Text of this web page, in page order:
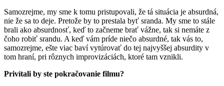
Samozrejme, my sme k tomu pristupovali, že tá situácia je absurdná,
nie že sa to deje. Pretože by to prestala byť sranda. My sme to stále
brali ako absurdnosť, keď to začneme brať vážne, tak si nemáte z
čoho robiť srandu. A keď vám príde niečo absurdné, tak vás to,
samozrejme, ešte viac baví vytúrovať do tej najvyššej absurdity v
tom hraní, pri rôznych improvizáciách, ktoré tam vznikli.
Privítali by ste pokračovanie filmu?